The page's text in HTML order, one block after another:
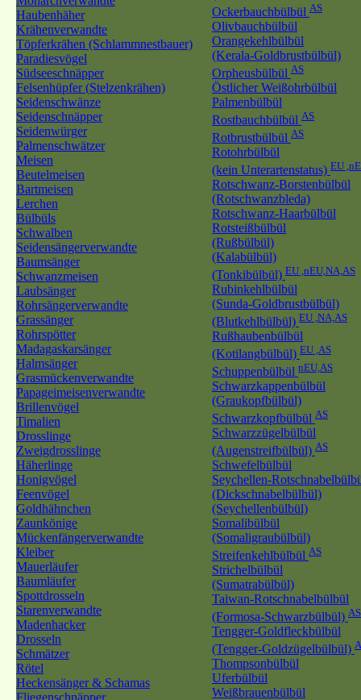
Haubenhäher
Krähenverwandte
Töpferkrähen (Schlammnestbauer)
Paradiesvögel
Südseeschnäpper
Felsenhüpfer (Stelzenkrähen)
Seidenschwänze
Seidenschnäpper
Seidenwürger
Palmenschwätzer
Meisen
Beutelmeisen
Bartmeisen
Lerchen
Bülbüls
Schwalben
Seidensängerverwandte
Baumsänger
Schwanzmeisen
Laubsänger
Rohrsängerverwandte
Grassänger
Rohrspötter
Madagaskarsänger
Halmsänger
Grasmückenverwandte
Papageimeisenverwandte
Brillenvögel
Timalien
Drosslinge
Zweigdrosslinge
Häherlinge
Honigvögel
Feenvögel
Goldhähnchen
Zaunkönige
Mückenfängerverwandte
Kleiber
Mauerläufer
Baumläufer
Spottdrosseln
Starenverwandte
Madenhacker
Drosseln
Schmätzer
Rötel
Heckensänger & Schamas
Fliegenschnäpper
Ockerbauchbülbül AS
Olivbauchbülbül
Orangekehlbülbül
(Kerala-Goldbrustbülbül)
Orpheusbülbül AS
Östlicher Weißohrbülbül
Palmenbülbül
Rostbauchbülbül AS
Rotbrustbülbül AS
Rotohrbülbül
(kein Unterartenstatus) EU
Rotschwanz-Borstenbülbül
(Rotschwanzbleda)
Rotschwanz-Haarbülbül
Rotsteißbülbül
(Rußbülbül)
(Kalabülbül)
(Tonkibülbül) EU ,nEU,NA,AS
Rubinkehlbülbül
(Sunda-Goldbrustbülbül)
(Blutkehlbülbül) EU ,NA,AS
Rußhaubenbülbül
(Kotilangbülbül) EU ,AS
Schuppenbülbül nEU,AS
Schwarzkappenbülbül
(Graukopfbülbül)
Schwarzkopfbülbül AS
Schwarzzügelbülbül
(Augenstreifbülbül) AS
Schwefelbülbül
Seychellen-
(Dickschnabelbülbül)
(Seychellenbülbül)
Somalibülbül
(Somaligraubülbül)
Streifenkehlbülbül AS
Strichelbülbül
(Sumatrabülbül)
Taiwan-Rotschnabelbülbül
(Formosa-Schwarzbülbül) AS
Tengger-Goldfleckbülbül
(Tengger-Goldzügelbülbül)
Thompsonbülbül
Uferbülbül
Weißbrauenbülbül